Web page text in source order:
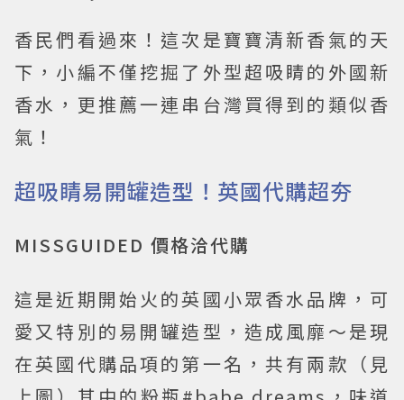
香民們看過來！這次是寶寶清新香氣的天
下，小編不僅挖掘了外型超吸睛的外國新
香水，更推薦一連串台灣買得到的類似香
氣！
超吸睛易開罐造型！英國代購超夯
MISSGUIDED 價格洽代購
這是近期開始火的英國小眾香水品牌，可
愛又特別的易開罐造型，造成風靡～是現
在英國代購品項的第一名，共有兩款（見